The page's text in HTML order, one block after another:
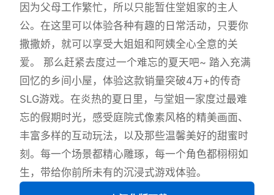
因为父母工作繁忙，所以只能暂住堂姐家的主人
公。在这里可以体验各种有趣的日常活动，只要你
撒撒娇，就可以享受大姐姐和阿姨全心全意的关
爱。 那么赶紧去度过一个难忘的夏天吧~ 踏入充满
回忆的乡间小屋，体验这款销量突破4万+的传奇
SLG游戏。在炎热的夏日里，与堂姐一家度过最难
忘的假期时光，感受庭院式像素风格的精美画面、
丰富多样的互动玩法，以及那些温馨美好的甜蜜时
刻。每一个场景都精心雕琢，每一个角色都栩栩如
生，带给你前所未有的沉浸式游戏体验。